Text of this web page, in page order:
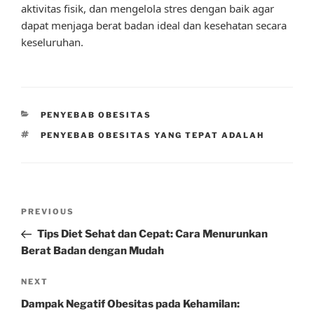
aktivitas fisik, dan mengelola stres dengan baik agar
dapat menjaga berat badan ideal dan kesehatan secara
keseluruhan.
CATEGORIES
PENYEBAB OBESITAS
TAGS
PENYEBAB OBESITAS YANG TEPAT ADALAH
Previous
Post
PREVIOUS
Tips Diet Sehat dan Cepat: Cara Menurunkan
Berat Badan dengan Mudah
Next
Post
NEXT
Dampak Negatif Obesitas pada Kehamilan: